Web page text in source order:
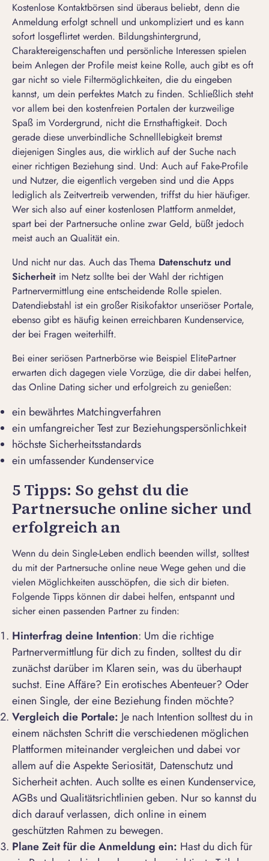
Kostenlose Kontaktbörsen sind überaus beliebt, denn die
Anmeldung erfolgt schnell und unkompliziert und es kann
sofort losgeflirtet werden. Bildungshintergrund,
Charaktereigenschaften und persönliche Interessen spielen
beim Anlegen der Profile meist keine Rolle, auch gibt es oft
gar nicht so viele Filtermöglichkeiten, die du eingeben
kannst, um dein perfektes Match zu finden. Schließlich steht
vor allem bei den kostenfreien Portalen der kurzweilige
Spaß im Vordergrund, nicht die Ernsthaftigkeit. Doch
gerade diese unverbindliche Schnelllebigkeit bremst
diejenigen Singles aus, die wirklich auf der Suche nach
einer richtigen Beziehung sind. Und: Auch auf Fake-Profile
und Nutzer, die eigentlich vergeben sind und die Apps
lediglich als Zeitvertreib verwenden, triffst du hier häufiger.
Wer sich also auf einer kostenlosen Plattform anmeldet,
spart bei der Partnersuche online zwar Geld, büßt jedoch
meist auch an Qualität ein.
Und nicht nur das. Auch das Thema Datenschutz und
Sicherheit im Netz sollte bei der Wahl der richtigen
Partnervermittlung eine entscheidende Rolle spielen.
Datendiebstahl ist ein großer Risikofaktor unseriöser Portale,
ebenso gibt es häufig keinen erreichbaren Kundenservice,
der bei Fragen weiterhilft.
Bei einer seriösen Partnerbörse wie Beispiel ElitePartner
erwarten dich dagegen viele Vorzüge, die dir dabei helfen,
das Online Dating sicher und erfolgreich zu genießen:
ein bewährtesMatchingverfahren
ein umfangreicher Test zur Beziehungspersönlichkeit
höchste Sicherheitsstandards
ein umfassender Kundenservice
5 Tipps: So gehst du die
Partnersuche online sicher und
erfolgreich an
Wenn du dein Single-Leben endlich beenden willst, solltest
du mit der Partnersuche online neue Wege gehen und die
vielen Möglichkeiten ausschöpfen, die sich dir bieten.
Folgende Tipps können dir dabei helfen, entspannt und
sicher einen passenden Partner zu finden:
Hinterfrag deine Intention: Um die richtige
Partnervermittlung für dich zu finden, solltest du dir
zunächst darüber im Klaren sein, was du überhaupt
suchst. Eine Affäre? Ein erotisches Abenteuer? Oder
einen Single, der eine Beziehung finden möchte?
Vergleich die Portale: Je nach Intention solltest du in
einem nächsten Schritt die verschiedenen möglichen
Plattformen miteinander vergleichen und dabei vor
allem auf die Aspekte Seriosität, Datenschutz und
Sicherheit achten. Auch sollte es einen Kundenservice,
AGBs und Qualitätsrichtlinien geben. Nur so kannst du
dich darauf verlassen, dich online in einem
geschützten Rahmen zu bewegen.
Plane Zeit für die Anmeldung ein: Hast du dich für